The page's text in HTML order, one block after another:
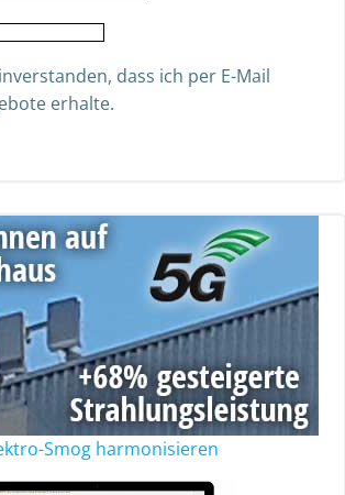
dass ich per E-Mail
erhalte.
Smog harmonisieren